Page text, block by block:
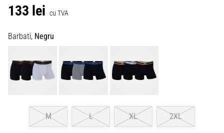
133 lei cu TVA
Barbati, Negru
M L XL 2XL